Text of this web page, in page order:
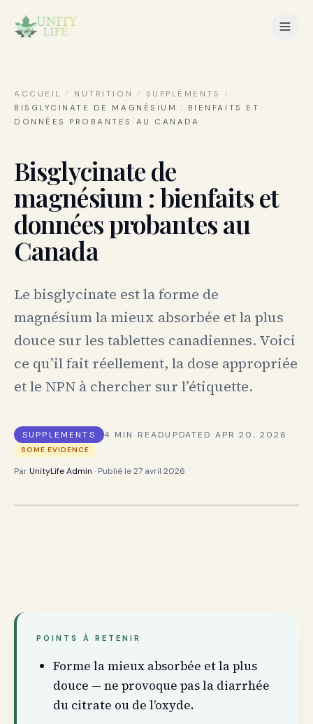
ACCUEIL / NUTRITION / SUPPLÉMENTS
/
BISGLYCINATE DE MAGNÉSIUM : BIENFAITS ET
DONNÉES PROBANTES AU CANADA
Bisglycinate de
magnésium : bienfaits et
données probantes au
Canada
Le bisglycinate est la forme de
magnésium la mieux absorbée et la plus
douce sur les tablettes canadiennes. Voici
ce qu’il fait réellement, la dose appropriée
et le NPN à chercher sur l’étiquette.
SUPPLEMENTS 4 MIN READUPDATED APR 20, 2026
SOME EVIDENCE
ParUnityLife Admin · Publié le27 avril 2026
POINTS À RETENIR
Forme la mieux absorbée et la plus
douce — ne provoque pas la diarrhée
du citrate ou de l’oxyde.